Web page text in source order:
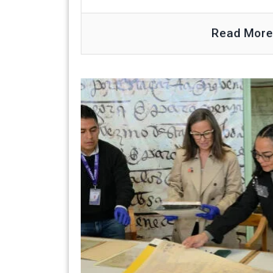
Read More